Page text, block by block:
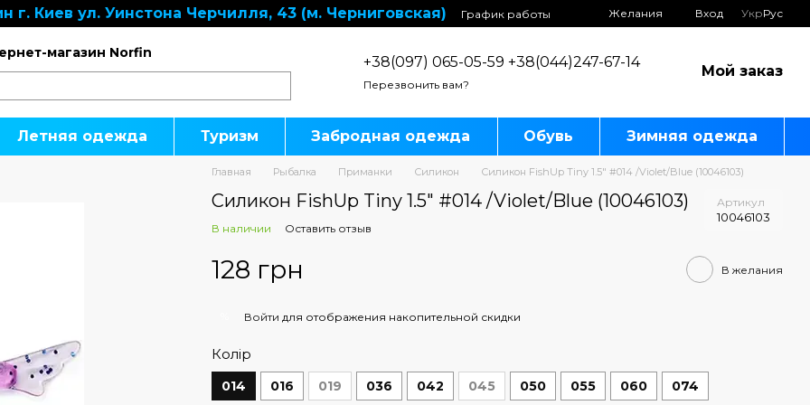
г. Киев ул. Уинстона Черчилля, 43 (м. Черниговская)
График работы
Желания Вход УкрРус
магазин Norfin
+38(097) 065-05-59 +38(044)247-67-14
Перезвонить вам?
Мой заказ
Летняя одежда Туризм Забродная одежда Обувь Зимняя одежда
Главная Рыбалка Приманки Силикон Силикон FishUp Tiny 1.5" #014 /Violet/Blue (10046103)
Силикон FishUp Tiny 1.5" #014 /Violet/Blue (10046103) Артикул
10046103
В наличии Оставить отзыв
128 грн В желания
Войти для отображения накопительной скидки
Колір
014 016 019 036 042 045 050 055 060 074